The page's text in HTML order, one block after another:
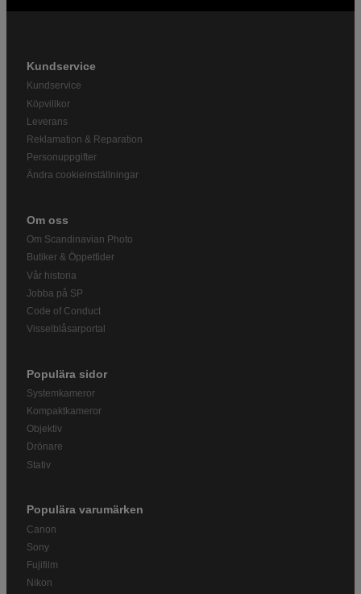
Kundservice
Kundservice
Köpvillkor
Leverans
Reklamation & Reparation
Personuppgifter
Ändra cookieinställningar
Om oss
Om Scandinavian Photo
Butiker & Öppettider
Vår historia
Jobba på SP
Code of Conduct
Visselblåsarportal
Populära sidor
Systemkameror
Kompaktkameror
Objektiv
Drönare
Stativ
Populära varumärken
Canon
Sony
Fujifilm
Nikon